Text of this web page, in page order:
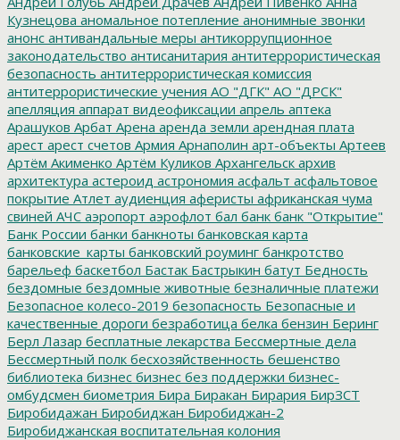
Кузнецова аномальное потепление анонимные звонки
анонс антивандальные меры антикоррупционное
законодательство антисанитария антитеррористическая
безопасность антитеррористическая комиссия
антитеррористические учения АО "ДГК" АО "ДРСК"
апелляция аппарат видеофиксации апрель аптека
Арашуков Арбат Арена аренда земли арендная плата
арест арест счетов Армия Арнаполин арт-объекты Артеев
Артём Акименко Артём Куликов Архангельск архив
архитектура астероид астрономия асфальт асфальтовое
покрытие Атлет аудиенция аферисты африканская чума
свиней АЧС аэропорт аэрофлот бал банк банк "Открытие"
Банк России банки банкноты банковская карта
банковские_карты банковский роуминг банкротство
барельеф баскетбол Бастак Бастрыкин батут Бедность
бездомные бездомные животные безналичные платежи
Безопасное колесо-2019 безопасность Безопасные и
качественные дороги безработица белка бензин Беринг
Берл Лазар бесплатные лекарства Бессмертные дела
Бессмертный полк бесхозяйственность бешенство
библиотека бизнес бизнес без поддержки бизнес-
омбудсмен биометрия Бира Биракан Бирария БирЗСТ
Биробидажан Биробиджан Биробиджан-2
Биробиджанская воспитательная колония